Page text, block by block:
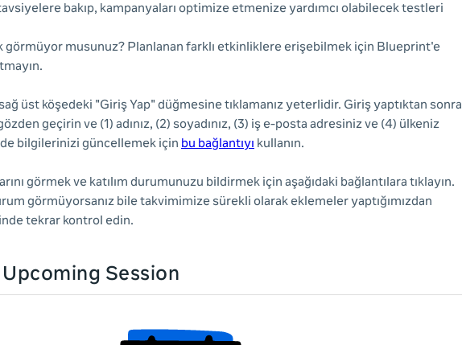
bakıp, kampanyaları optimize etmenize yardımcı olabilecek testleri
görmüyor musunuz? Planlanan farklı etkinliklere erişebilmek için Blueprint'e
üst köşedeki "Giriş Yap" düğmesine tıklamanız yeterlidir. Giriş yaptıktan sonra
geçirin ve (1) adınız, (2) soyadınız, (3) iş e-posta adresiniz ve (4) ülkeniz
bilgilerinizi güncellemek için bu bağlantıyı kullanın.
görmek ve katılım durumunuzu bildirmek için aşağıdaki bağlantılara tıklayın.
görmüyorsanız bile takvimimize sürekli olarak eklemeler yaptığımızdan
tekrar kontrol edin.
Upcoming Session